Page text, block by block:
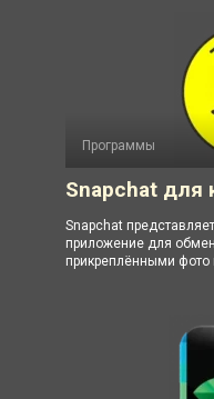
Программы
Snapchat для
Snapchat
приложение для
прикреплёнными фото